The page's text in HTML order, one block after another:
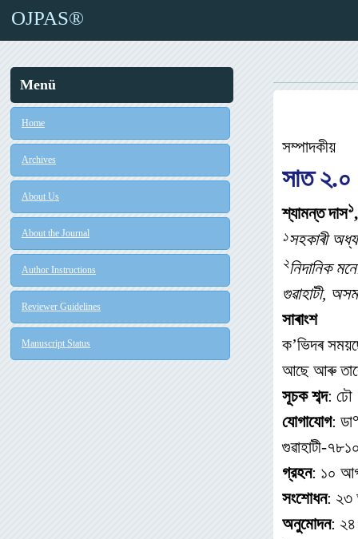
OJPAS®
Menü
Home
Archives
About Us
About the Journal
Author Instructions
Reviewer Guidelines
Manuscript Status
সম্পাদকীয়
সাত ২.০
শ্যামন্ত দাস১
১সহকাৰী
২নিদানিক
গুৱাহাটী,
সাৰাংশ
ক’ভিদৰ
আছে আৰু
সূচক শব্দ:
যোগাযোগ:
গুৱাহাটী-
গ্রহন: ১০
সংশোধন: ২৩
অনুমোদন: ২৪